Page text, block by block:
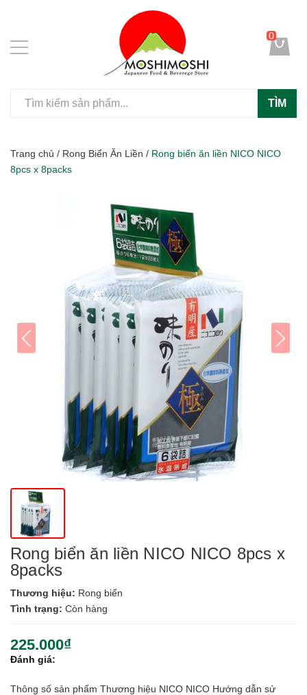
TÌM
0
Trang chủ / Rong Biển Ăn Liền / Rong biển ăn liền NICO NICO
8pcs x 8packs
Rong biển ăn liền NICO NICO 8pcs x
8packs
Thương hiệu: Rong biển
Tình trạng: Còn hàng
225.000₫
Đánh giá:
Thông số sản phẩm Thương hiệu NICO NICO Hướng dẫn sử